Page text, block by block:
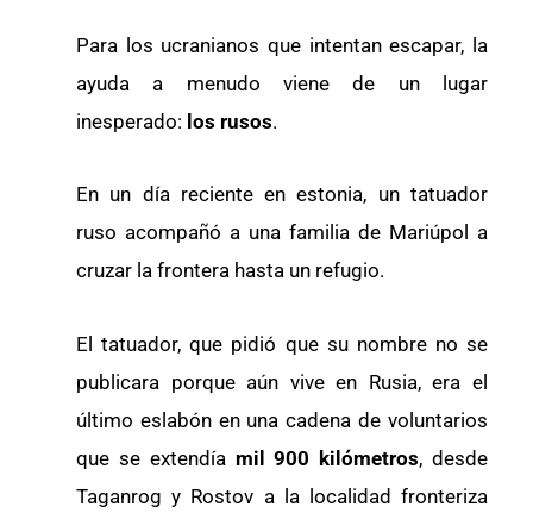
Para los ucranianos que intentan escapar, la
ayuda a menudo viene de un lugar
inesperado: los rusos.
En un día reciente en estonia, un tatuador
ruso acompañó a una familia de Mariúpol a
cruzar la frontera hasta un refugio.
El tatuador, que pidió que su nombre no se
publicara porque aún vive en Rusia, era el
último eslabón en una cadena de voluntarios
que se extendía mil 900 kilómetros, desde
Taganrog y Rostov a la localidad fronteriza